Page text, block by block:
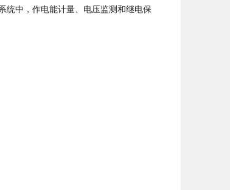
中，作电能计量、电压监测和继电保